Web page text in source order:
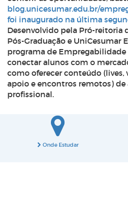
blog.unicesumar.edu.br/
foi inaugurado na última
Desenvolvido pela Pró-reitoria
Pós-Graduação e UniCesumar
programa de
conectar alunos com o
como oferecer conteúdo (lives,
apoio e encontros remotos)
profissional.
Onde Estudar